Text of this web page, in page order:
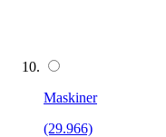
Maskiner
(29.966)